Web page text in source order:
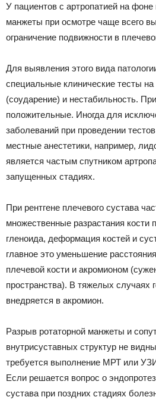
У пациентов с артропатией на
манжеты при осмотре чаще всего
ограничение подвижности в
Для выявления этого вида
специальные клинические тесты
(соударение) и нестабильность.
положительные. Иногда для
заболеваний при проведении
местные анестетики, например,
является частым спутником
запущенных стадиях.
При рентгене плечевого сустава
множественные разрастания кости
гленоида, деформация костей и
главное это уменьшение
плечевой кости и акромионом
пространства). В тяжелых случаях
внедряется в акромион.
Разрыв ротаторной манжеты и
внутрисуставных структур не
требуется выполнение МРТ или
Если решается вопрос о
сустава при поздних стадиях